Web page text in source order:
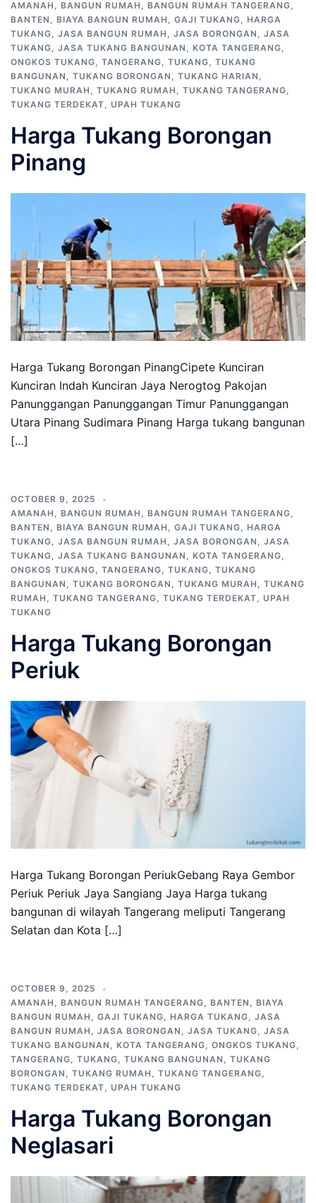
AMANAH , BANGUN RUMAH , BANGUN RUMAH TANGERANG,
BANTEN , BIAYA BANGUN RUMAH , GAJI TUKANG, HARGA
TUKANG, JASA BANGUN RUMAH , JASA BORONGAN , JASA
TUKANG, JASA TUKANG BANGUNAN , KOTA TANGERANG,
ONGKOS TUKANG, TANGERANG, TUKANG, TUKANG
BANGUNAN , TUKANG BORONGAN , TUKANG HARIAN ,
TUKANG MURAH , TUKANG RUMAH , TUKANG TANGERANG,
TUKANG TERDEKAT, UPAH TUKANG
Harga Tukang Borongan
Pinang
Harga Tukang Borongan PinangCipete Kunciran
Kunciran Indah Kunciran Jaya Nerogtog Pakojan
Panunggangan Panunggangan Timur Panunggangan
Utara Pinang Sudimara Pinang Harga tukang bangunan
[…]
OCTOBER 9, 2025
AMANAH , BANGUN RUMAH , BANGUN RUMAH TANGERANG,
BANTEN , BIAYA BANGUN RUMAH , GAJI TUKANG, HARGA
TUKANG, JASA BANGUN RUMAH , JASA BORONGAN , JASA
TUKANG, JASA TUKANG BANGUNAN , KOTA TANGERANG,
ONGKOS TUKANG, TANGERANG, TUKANG, TUKANG
BANGUNAN , TUKANG BORONGAN , TUKANG MURAH , TUKANG
RUMAH , TUKANG TANGERANG, TUKANG TERDEKAT, UPAH
TUKANG
Harga Tukang Borongan
Periuk
Harga Tukang Borongan PeriukGebang Raya Gembor
Periuk Periuk Jaya Sangiang Jaya Harga tukang
bangunan di wilayah Tangerang meliputi Tangerang
Selatan dan Kota […]
OCTOBER 9, 2025
AMANAH , BANGUN RUMAH TANGERANG, BANTEN , BIAYA
BANGUN RUMAH , GAJI TUKANG, HARGA TUKANG, JASA
BANGUN RUMAH , JASA BORONGAN , JASA TUKANG, JASA
TUKANG BANGUNAN , KOTA TANGERANG, ONGKOS TUKANG,
TANGERANG, TUKANG, TUKANG BANGUNAN , TUKANG
BORONGAN , TUKANG RUMAH , TUKANG TANGERANG,
TUKANG TERDEKAT, UPAH TUKANG
Harga Tukang Borongan
Neglasari